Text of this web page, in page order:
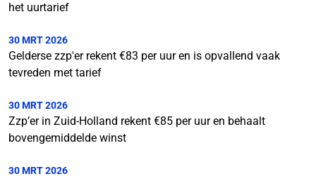
het uurtarief
30 MRT 2026
Gelderse zzp'er rekent €83 per uur en is opvallend vaak
tevreden met tarief
30 MRT 2026
Zzp’er in Zuid-Holland rekent €85 per uur en behaalt
bovengemiddelde winst
30 MRT 2026